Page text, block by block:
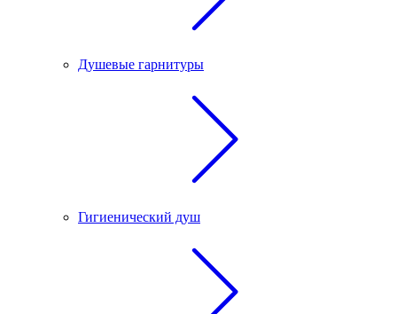
Душевые гарнитуры
Гигиенический душ